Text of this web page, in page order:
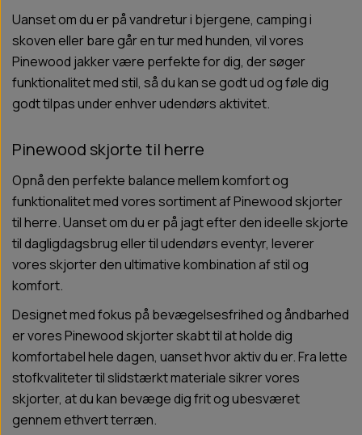
Uanset om du er på vandretur i bjergene, camping i
skoven eller bare går en tur med hunden, vil vores
Pinewood jakker være perfekte for dig, der søger
funktionalitet med stil, så du kan se godt ud og føle dig
godt tilpas under enhver udendørs aktivitet.
Pinewood skjorte til herre
Opnå den perfekte balance mellem komfort og
funktionalitet med vores sortiment af Pinewood skjorter
til herre. Uanset om du er på jagt efter den ideelle skjorte
til dagligdagsbrug eller til udendørs eventyr, leverer
vores skjorter den ultimative kombination af stil og
komfort.
Designet med fokus på bevægelsesfrihed og åndbarhed
er vores Pinewood skjorter skabt til at holde dig
komfortabel hele dagen, uanset hvor aktiv du er. Fra lette
stofkvaliteter til slidstærkt materiale sikrer vores
skjorter, at du kan bevæge dig frit og ubesværet
gennem ethvert terræn.